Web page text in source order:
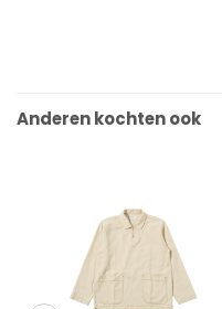
Anderen kochten ook